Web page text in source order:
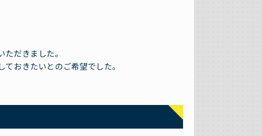
だきました。
おきたいとのご希望でした。